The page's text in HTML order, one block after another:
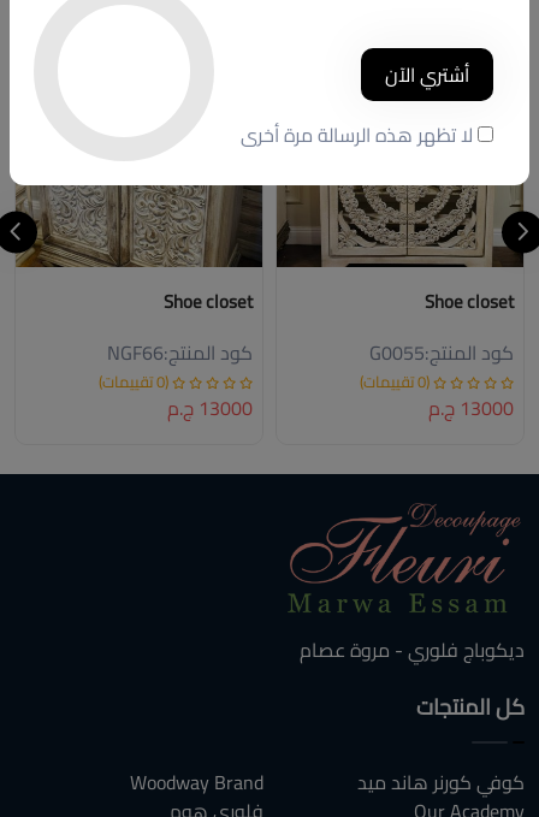
Shoe closet
كود المنتج:G0055
(0 تقييمات)
13000 ج.م
خصم
Shoe closet
كود المنتج:NGF66
(0 تقييمات)
13000 ج.م
ديكوباج فلوري - مروة عصام
كل المنتجات
كوفي كورنر هاند ميد
Woodway Brand
أشتري الآن
لا تظهر هذه الرسالة مرة أخرى